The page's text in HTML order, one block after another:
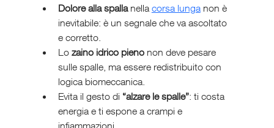
Dolore alla spalla nella corsa lunga non è
inevitabile: è un segnale che va ascoltato
e corretto.
Lo zaino idrico pieno non deve pesare
sulle spalle, ma essere redistribuito con
logica biomeccanica.
Evita il gesto di “alzare le spalle”: ti costa
energia e ti espone a crampi e
infiammazioni.